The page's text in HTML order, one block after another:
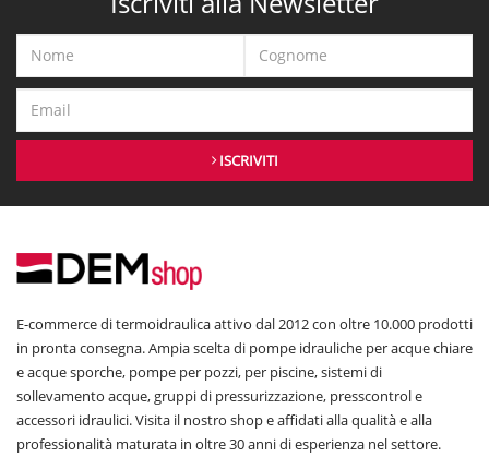
ISCRIVITI
E-commerce di termoidraulica attivo dal 2012 con oltre 10.000 prodotti
in pronta consegna. Ampia scelta di pompe idrauliche per acque chiare
e acque sporche, pompe per pozzi, per piscine, sistemi di
sollevamento acque, gruppi di pressurizzazione, presscontrol e
accessori idraulici. Visita il nostro shop e affidati alla qualità e alla
professionalità maturata in oltre 30 anni di esperienza nel settore.